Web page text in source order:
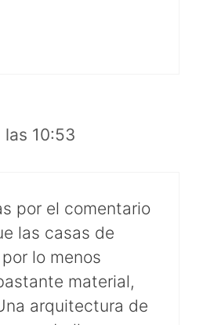
las 10:53
por el comentario
las casas de
lo menos
material,
arquitectura de